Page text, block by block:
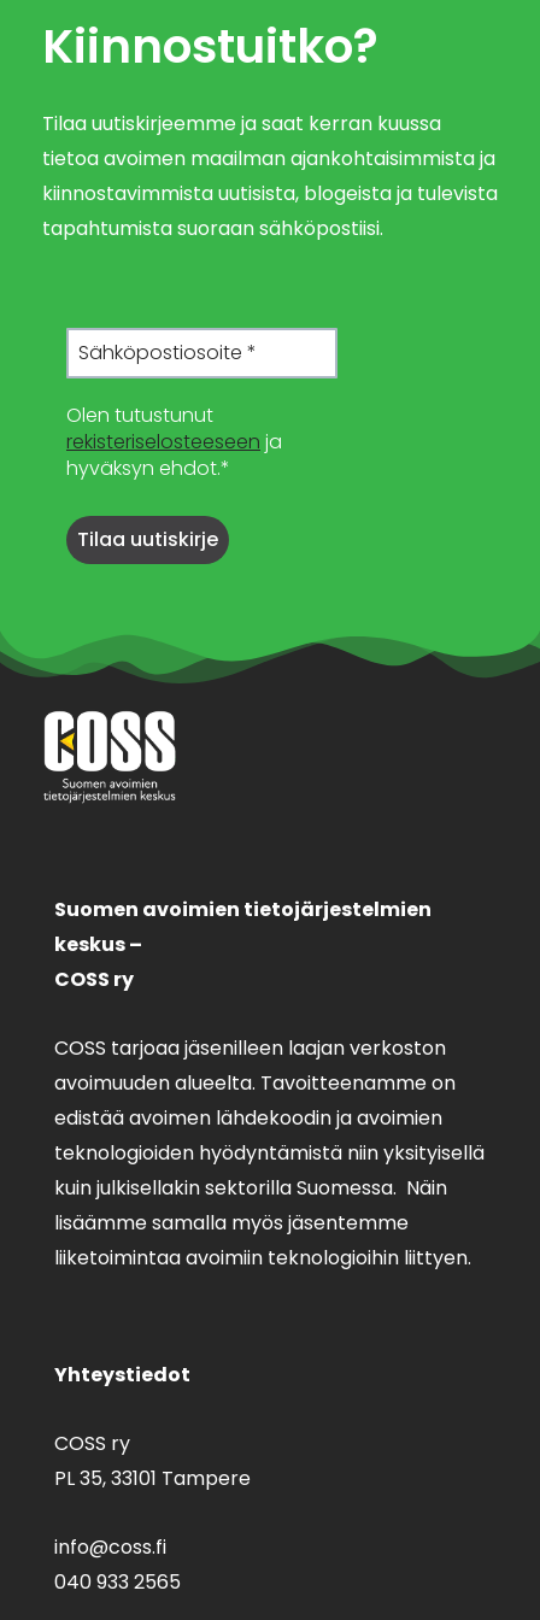
Kiinnostuitko?
Tilaa uutiskirjeemme ja saat kerran kuussa
tietoa avoimen maailman ajankohtaisimmista ja
kiinnostavimmista uutisista, blogeista ja tulevista
tapahtumista suoraan sähköpostiisi.
Olen tutustunut
rekisteriselosteeseen ja
hyväksyn ehdot.*
Suomen avoimien tietojärjestelmien
keskus –
COSS ry
COSS tarjoaa jäsenilleen laajan verkoston
avoimuuden alueelta. Tavoitteenamme on
edistää avoimen lähdekoodin ja avoimien
teknologioiden hyödyntämistä niin yksityisellä
kuin julkisellakin sektorilla Suomessa. Näin
lisäämme samalla myös jäsentemme
liiketoimintaa avoimiin teknologioihin liittyen.
Yhteystiedot
COSS ry
PL 35,33101 Tampere
info@coss.fi
040 933 2565